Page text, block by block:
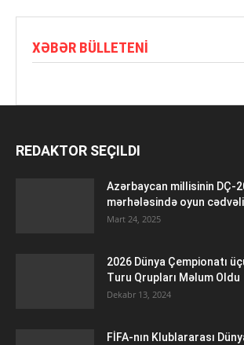
XƏBƏR BÜLLETENI
REDAKTOR SEÇILDI
Azərbaycan millisinin DÇ-
mərhələsində oyun
Mart 24, 2025
2026 Dünya Çempionatı
Turu Qrupları Məlum Oldu
Dekabr 13, 2024
FİFA-nın Klublararası